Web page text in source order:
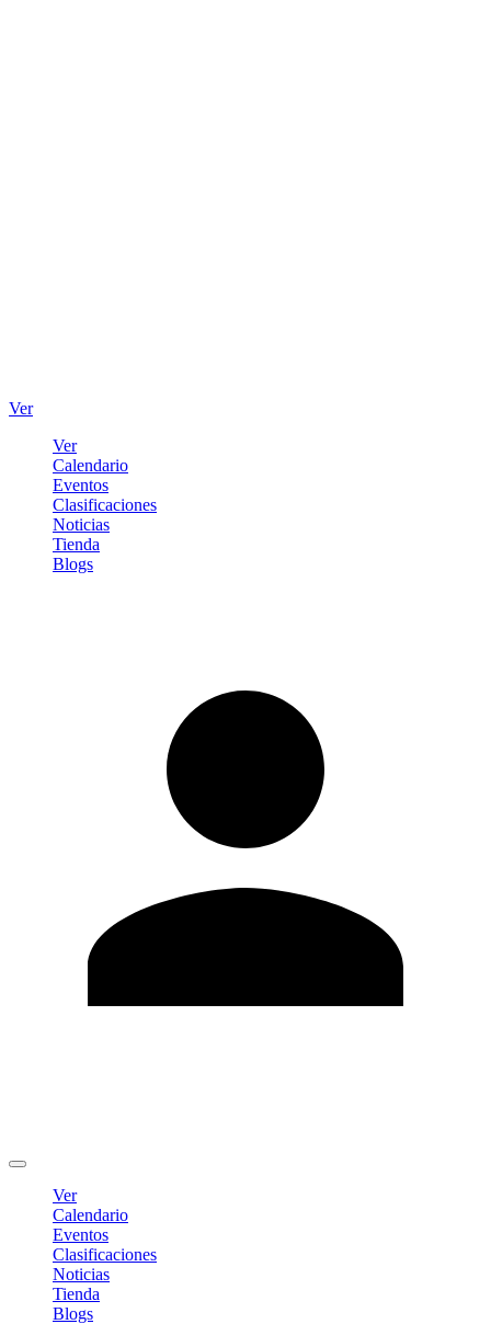
Ver
Ver
Calendario
Eventos
Clasificaciones
Noticias
Tienda
Blogs
Ver
Calendario
Eventos
Clasificaciones
Noticias
Tienda
Blogs